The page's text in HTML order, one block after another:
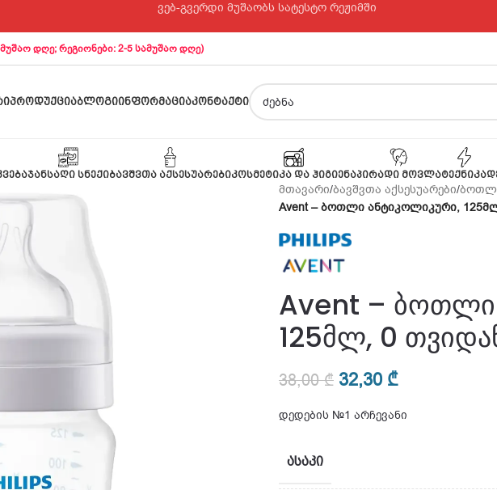
ვებ-გვერდი მუშაობს სატესტო რეჟიმში
დღე; რეგიონები: 2-5 სამუშაო დღე)
ᲞᲠᲝᲓᲣᲥᲪᲘᲐᲑᲚᲝᲒᲘᲘᲜᲤᲝᲠᲛᲐᲪᲘᲐᲙᲝᲜᲢᲐᲥᲢᲘ
ᲯᲐᲜᲡᲐᲦᲘ ᲡᲜᲔᲥᲘᲑᲐᲕᲨᲕᲗᲐ ᲐᲥᲡᲔᲡᲣᲐᲠᲔᲑᲘᲙᲝᲡᲛᲔᲢᲘᲙᲐ ᲓᲐ ᲰᲘᲒᲘᲔᲜᲐᲞᲘᲠᲐᲓᲘ ᲛᲝᲕᲚᲐᲢᲔᲥᲜᲘᲙᲐ
მთავარი/ბავშვთა აქსესუარები/
Avent – ბოთლი ანტიკოლიკური,
Avent – ბოთლი
125მლ, 0
38,00₾ 32,30 ₾
დედების №1 არჩევანი
ᲐᲡᲐᲙᲘ